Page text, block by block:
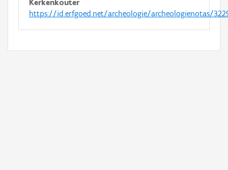
Kerkenkouter
https://id.erfgoed.net/archeologie/archeologienotas/